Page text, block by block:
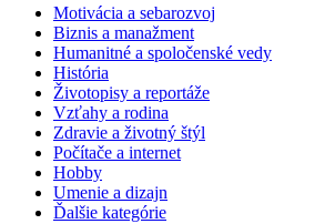
Motivácia a sebarozvoj
Biznis a manažment
Humanitné a spoločenské vedy
História
Životopisy a reportáže
Vzťahy a rodina
Zdravie a životný štýl
Počítače a internet
Hobby
Umenie a dizajn
Ďalšie kategórie